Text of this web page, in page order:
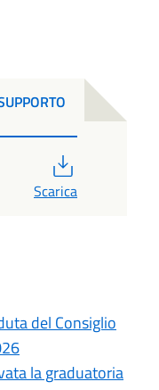
Scarica
del Consiglio
la graduatoria